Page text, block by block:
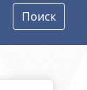
Поиск